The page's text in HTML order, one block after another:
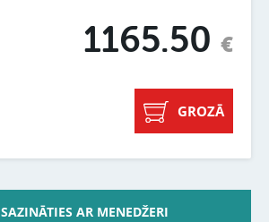
1165.50 €
GROZĀ
SAZINĀTIES AR MENEDŽERI